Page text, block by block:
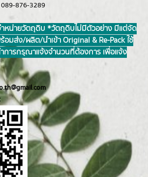
089-876-3289
ำหน่ายวัตถุดิบ *วัตถุดิบไม่มีตัวอย่าง มีแต่จัด
มส่ง/ผลิต/นำเข้า Original & Re-Pack ใช้
การ กรุณาแจ้งจำนวนที่ต้องการ เพื่อแจ้ง